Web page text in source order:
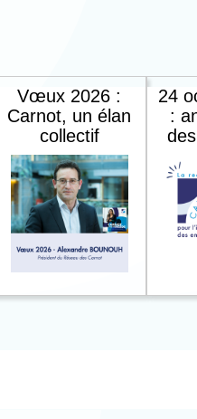
Vœux 2026 :
Carnot, un élan
collectif
24
: